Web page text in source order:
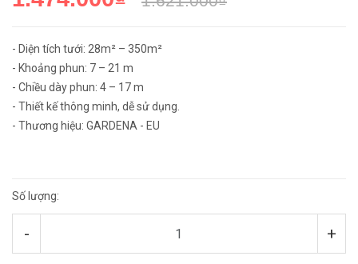
- Diện tích tưới: 28m² – 350m²
- Khoảng phun: 7 – 21 m
- Chiều dày phun: 4 – 17 m
- Thiết kế thông minh, dễ sử dụng.
- Thương hiệu: GARDENA - EU
Số lượng:
- +